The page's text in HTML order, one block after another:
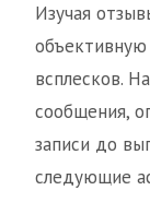
Изучая
всплесков.
сообщения,
записи до
следующие